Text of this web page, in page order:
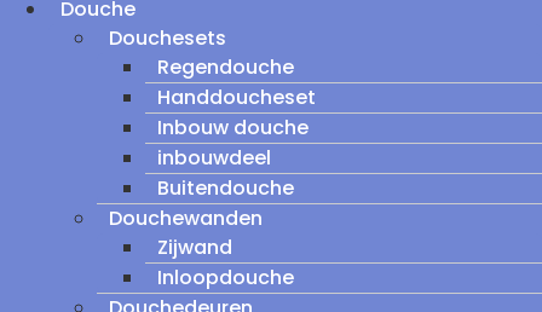
Douche
Douchesets
Regendouche
Handdoucheset
Inbouw douche
inbouwdeel
Buitendouche
Douchewanden
Zijwand
Inloopdouche